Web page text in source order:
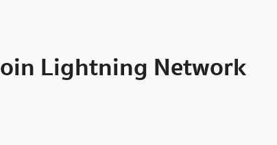
Lightning Network